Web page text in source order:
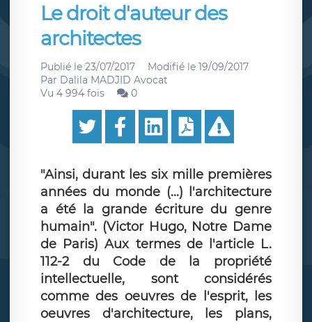
Le droit d'auteur des
architectes
Publié le 23/07/2017 Modifié le 19/09/2017
Par Dalila MADJID Avocat
Vu 4 994 fois
0
"Ainsi, durant les six mille premières
années du monde (...) l'architecture
a été la grande écriture du genre
humain". (Victor Hugo, Notre Dame
de Paris) Aux termes de l'article L.
112-2 du Code de la propriété
intellectuelle, sont considérés
comme des oeuvres de l'esprit, les
oeuvres d'architecture, les plans,